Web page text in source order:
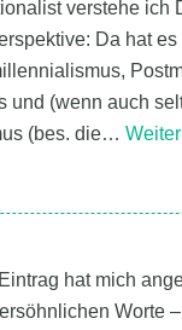
verstehe ich
Da hat es
und (wenn auch
(bes. die…
hat mich
Worte